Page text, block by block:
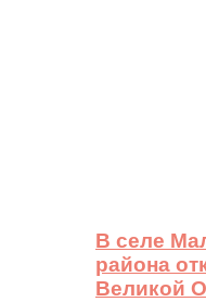
В селе
района
Великой